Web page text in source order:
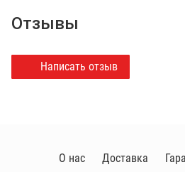
Отзывы
Написать отзыв
О нас Доставка